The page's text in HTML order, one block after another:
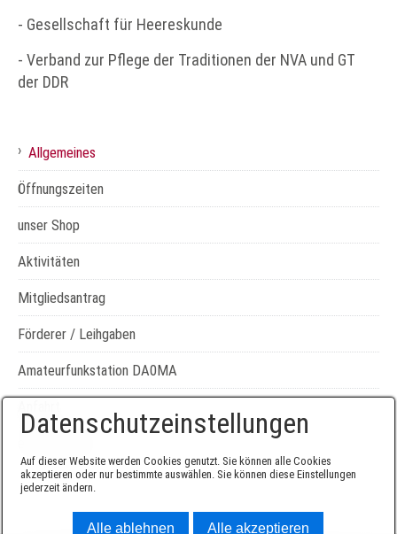
- Gesellschaft für Heereskunde
- Verband zur Pflege der Traditionen der NVA und GT
der DDR
› Allgemeines
Öffnungszeiten
unser Shop
Aktivitäten
Mitgliedsantrag
Förderer / Leihgaben
Amateurfunkstation DA0MA
Datenschutzeinstellungen
Auf dieser Website werden Cookies genutzt. Sie können alle Cookies
akzeptieren oder nur bestimmte auswählen. Sie können diese Einstellungen
jederzeit ändern.
Alle ablehnen Alle akzeptieren